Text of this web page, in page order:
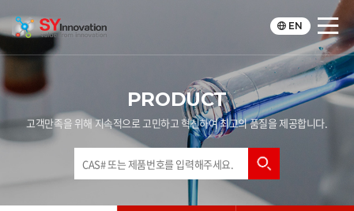
EN
PRODUCT
고객만족을 위해 지속적으로 고민하고 혁신하여 최고의 품질을 제공합니다.